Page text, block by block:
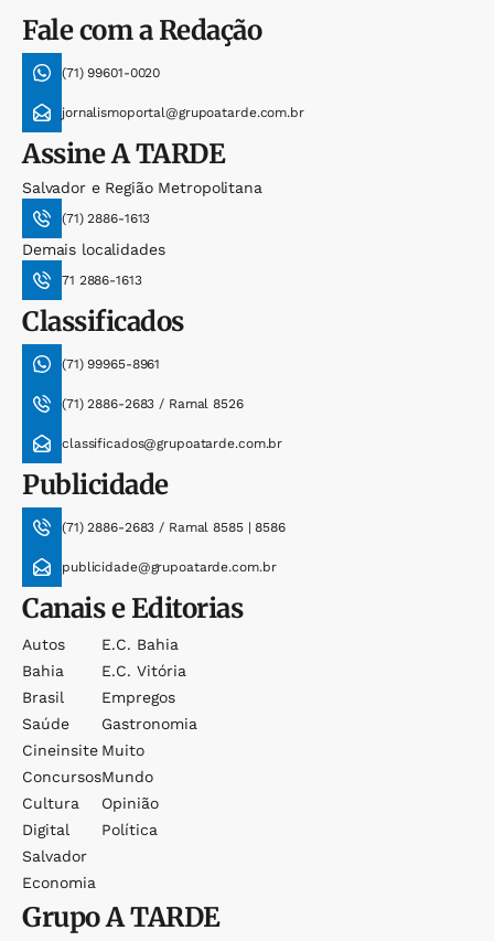
Fale com a Redação
(71) 99601-0020
jornalismoportal@grupoatarde.com.br
AssineA TARDE
Salvador e Região Metropolitana
(71) 2886-1613
Demais localidades
71 2886-1613
Classificados
(71) 99965-8961
(71) 2886-2683 / Ramal 8526
classificados@grupoatarde.com.br
Publicidade
(71) 2886-2683 / Ramal 8585 | 8586
publicidade@grupoatarde.com.br
Canais e Editorias
Autos
Bahia
Brasil
Saúde
Cineinsite
Concursos
Cultura
Digital
Salvador
Economia
E.c. Bahia
E.c. Vitória
Empregos
Gastronomia
Muito
Mundo
Opinião
Política
GrupoA TARDE